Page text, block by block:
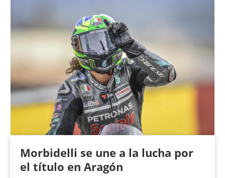
Morbidelli se une a la lucha por
el título en Aragón